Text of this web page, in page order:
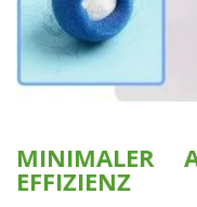
MINIMALER
EFFIZIENZ